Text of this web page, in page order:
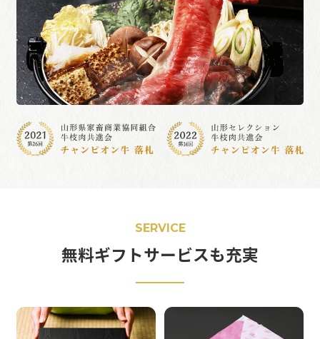
SERVICE
無料ギフトサービスも充実